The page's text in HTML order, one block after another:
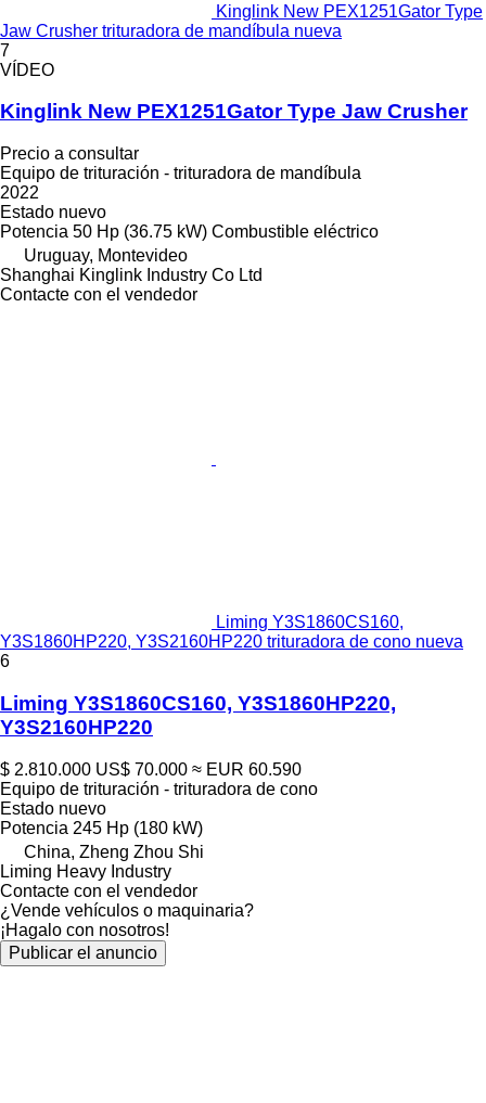
Kinglink New PEX1251Gator Type
Jaw Crusher trituradora de mandíbula nueva
7
VÍDEO
Kinglink New PEX1251Gator Type Jaw Crusher
Precio a consultar
Equipo de trituración - trituradora de mandíbula
2022
Estado nuevo
Potencia 50 Hp (36.75 kW) Combustible eléctrico
Uruguay, Montevideo
Shanghai Kinglink Industry Co Ltd
Contacte con el vendedor
Liming Y3S1860CS160,
Y3S1860HP220, Y3S2160HP220 trituradora de cono nueva
6
Liming Y3S1860CS160, Y3S1860HP220,
Y3S2160HP220
$ 2.810.000 US$ 70.000 ≈ EUR 60.590
Equipo de trituración - trituradora de cono
Estado nuevo
Potencia 245 Hp (180 kW)
China, Zheng Zhou Shi
Liming Heavy Industry
Contacte con el vendedor
¿Vende vehículos o maquinaria?
¡Hagalo con nosotros!
Publicar el anuncio